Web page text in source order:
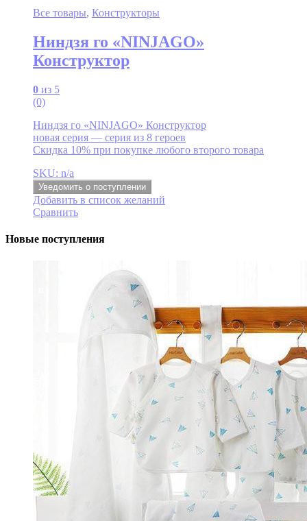
Все товары, Конструкторы
Ниндзя го «NINJAGO»
Конструктор
0 из 5
(0)
Ниндзя го «NINJAGO» Конструктор
новая серия — серия из 8 героев
Скидка 10% при покупке любого второго товара
SKU: n/a
Уведомить о поступлении
Добавить в список желаний
Сравнить
Новые поступления